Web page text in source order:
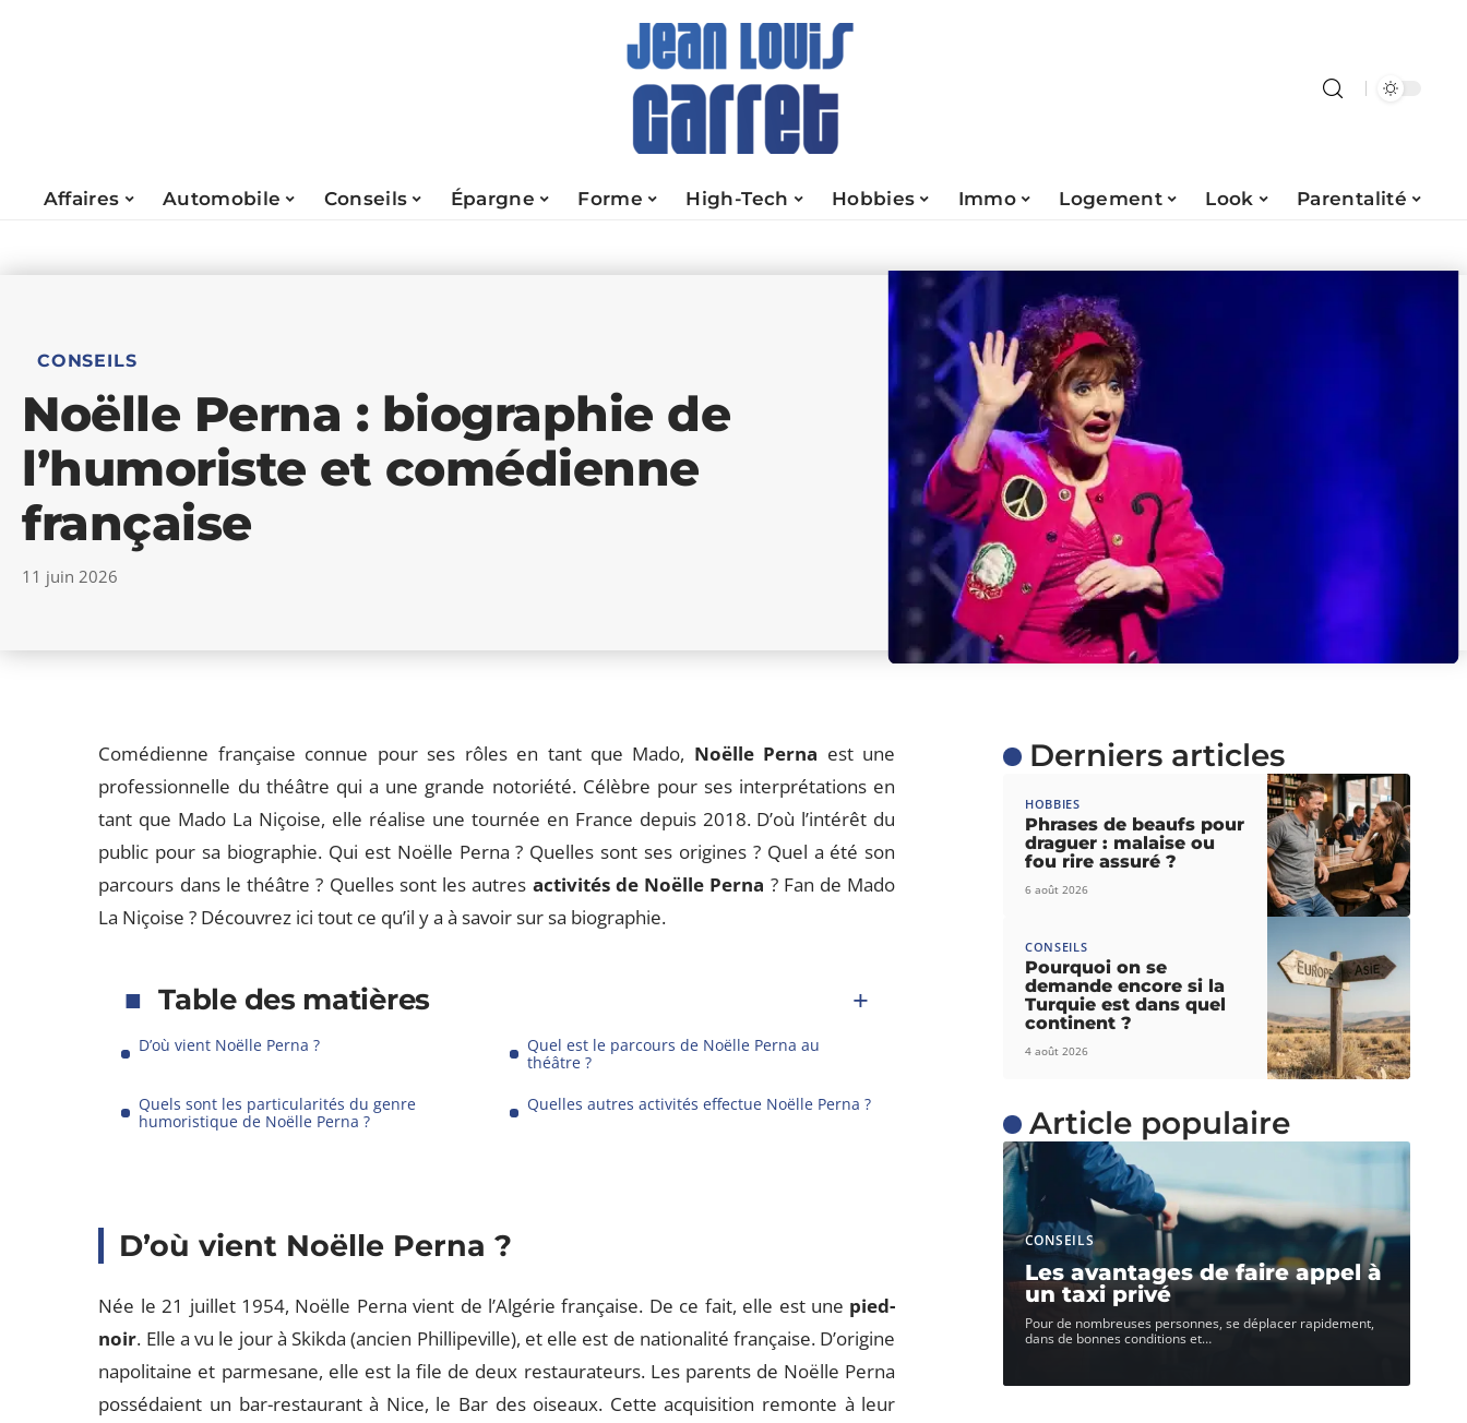
Affaires Automobile Conseils Épargne Forme High-Tech Hobbies Immo Logement Look Parentalité
CONSEILS
Noëlle Perna : biographie de
l’humoriste et comédienne
française
11 juin 2026
Comédienne française connue pour ses rôles en tant que Mado, Noëlle Perna est une
professionnelle du théâtre qui a une grande notoriété. Célèbre pour ses interprétations en
tant que Mado La Niçoise, elle réalise une tournée en France depuis 2018. D’où l’intérêt du
public pour sa biographie. Qui est Noëlle Perna ? Quelles sont ses origines ? Quel a été son
parcours dans le théâtre ? Quelles sont les autres activités de Noëlle Perna ? Fan de Mado
La Niçoise ? Découvrez ici tout ce qu’il y a à savoir sur sa biographie.
Table des matières
D’où vient Noëlle Perna ?
Quel est le parcours de Noëlle Perna au
théâtre ?
Quels sont les particularités du genre
humoristique de Noëlle Perna ?
Quelles autres activités effectue Noëlle Perna ?
D’où vient Noëlle Perna ?
Née le 21 juillet 1954, Noëlle Perna vient de l’Algérie française. De ce fait, elle est une pied-
noir. Elle a vu le jour à Skikda (ancien Phillipeville), et elle est de nationalité française. D’origine
napolitaine et parmesane, elle est la file de deux restaurateurs. Les parents de Noëlle Perna
possédaient un bar-restaurant à Nice, le Bar des oiseaux. Cette acquisition remonte à leur
Derniers articles
HOBBIES
Phrases de beaufs pour
draguer : malaise ou
fou rire assuré ?
6 août 2026
CONSEILS
Pourquoi on se
demande encore si la
Turquie est dans quel
continent ?
4 août 2026
Article populaire
CONSEILS
Les avantages de faire appel à
un taxi privé
Pour de nombreuses personnes, se déplacer rapidement,
dans de bonnes conditions et…